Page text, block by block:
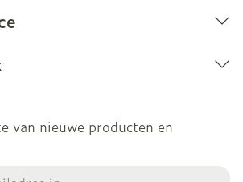
van nieuwe producten en